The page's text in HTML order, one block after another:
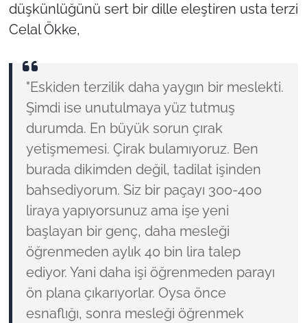
düşkünlüğünü sert bir dille eleştiren usta terzi
Celal Ökke,
"Eskiden terzilik daha yaygın bir meslekti.
Şimdi ise unutulmaya yüz tutmuş
durumda. En büyük sorun çırak
yetişmemesi. Çirak bulamıyoruz. Ben
burada dikimden değil, tadilat işinden
bahsediyorum. Siz bir paçayı 300-400
liraya yapıyorsunuz ama işe yeni
başlayan bir genç, daha mesleği
öğrenmeden aylık 40 bin lira talep
ediyor. Yani daha işi öğrenmeden parayı
ön plana çıkarıyorlar. Oysa önce
esnaflığı, sonra mesleği öğrenmek